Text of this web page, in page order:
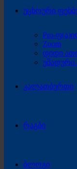
უცხოური
Pro-
Zoom
დიდი
კალათბურთი
რაგბი
ბლოგი